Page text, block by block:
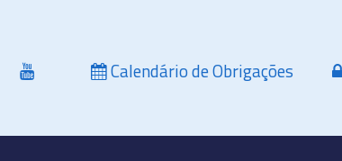
Calendário de Obrigações